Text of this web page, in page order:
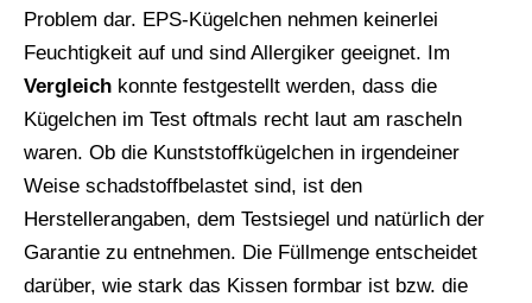
Problem dar. EPS-Kügelchen nehmen keinerlei
Feuchtigkeit auf und sind Allergiker geeignet. Im
Vergleich konnte festgestellt werden, dass die
Kügelchen im Test oftmals recht laut am rascheln
waren. Ob die Kunststoffkügelchen in irgendeiner
Weise schadstoffbelastet sind, ist den
Herstellerangaben, dem Testsiegel und natürlich der
Garantie zu entnehmen. Die Füllmenge entscheidet
darüber, wie stark das Kissen formbar ist bzw. die